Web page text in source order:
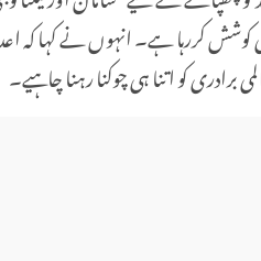
کوشش کررہا ہے۔ انہوں نے کہا کہ
کو اتنا ہی چوکنا رہنا چاہیے۔